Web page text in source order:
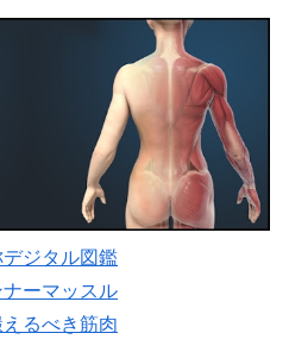
ジタル図鑑
ーマッスル
るべき筋肉